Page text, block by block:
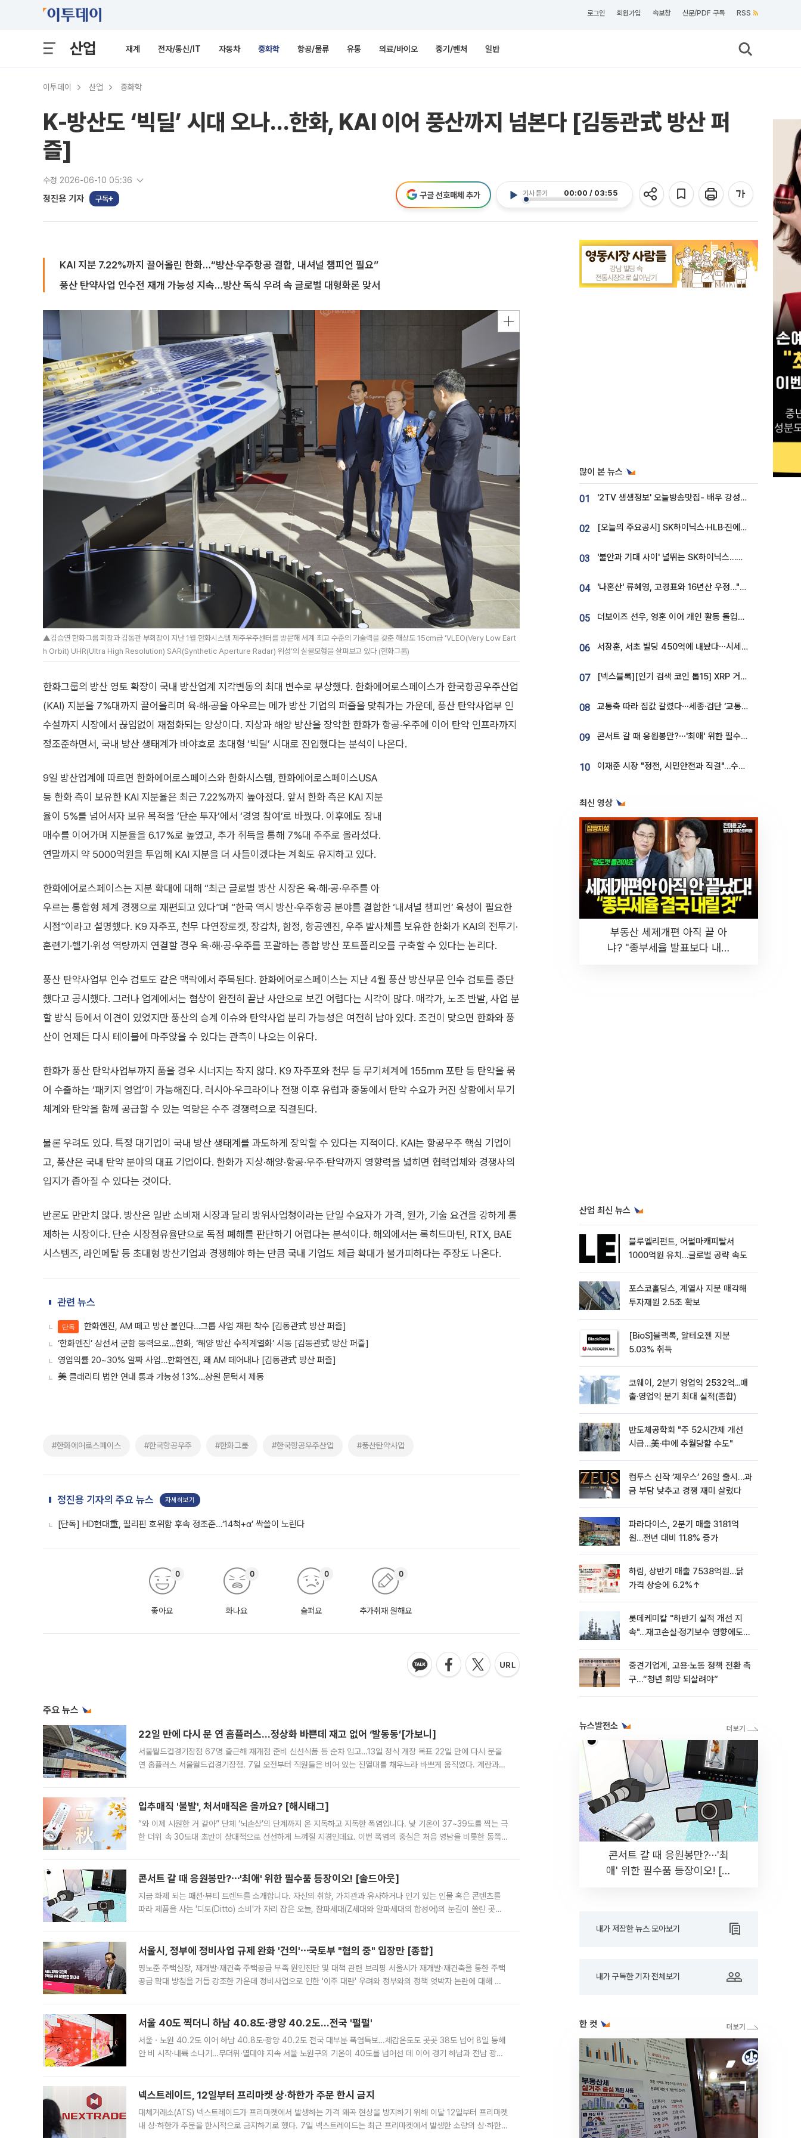
로그인 회원가입 속보창 신문/PDF 구독 RSS
산업 재계 전자/통신/IT 자동차 중화학 항공/물류 유통 의료/바이오 중기/벤처 일반
이투데이 산업 중화학
K-방산도 ‘빅딜’ 시대 오나…한화, KAI 이어 풍산까지 넘본다 [김동관式 방산 퍼
즐]
수정 2026-06-10 05:36
정진용 기자 구독
기사 듣기 00:00 / 03:55
구글 선호매체 추가
KAI 지분 7.22%까지 끌어올린 한화…“방산·우주항공 결합, 내셔널 챔피언 필요”
풍산 탄약사업 인수전 재개 가능성 지속…방산 독식 우려 속 글로벌 대형화론 맞서
▲김승연 한화그룹 회장과 김동관 부회장이 지난 1월 한화시스템 제주우주센터를 방문해 세계 최고 수준의 기술력을 갖춘 해상도 15cm급 ‘VLEO(Very Low Eart
h Orbit) UHR(Ultra High Resolution) SAR(Synthetic Aperture Radar) 위성’의 실물모형을 살펴보고 있다 (한화그룹)
한화그룹의 방산 영토 확장이 국내 방산업계 지각변동의 최대 변수로 부상했다. 한화에어로스페이스가 한국항공우주산업
(KAI) 지분을 7%대까지 끌어올리며 육·해·공을 아우르는 메가 방산 기업의 퍼즐을 맞춰가는 가운데, 풍산 탄약사업부 인
수설까지 시장에서 끊임없이 재점화되는 양상이다. 지상과 해양 방산을 장악한 한화가 항공·우주에 이어 탄약 인프라까지
정조준하면서, 국내 방산 생태계가 바야흐로 초대형 ‘빅딜’ 시대로 진입했다는 분석이 나온다.
9일 방산업계에 따르면 한화에어로스페이스와 한화시스템, 한화에어로스페이스USA
등 한화 측이 보유한 KAI 지분율은 최근 7.22%까지 높아졌다. 앞서 한화 측은 KAI 지분
율이 5%를 넘어서자 보유 목적을 ‘단순 투자’에서 ‘경영 참여’로 바꿨다. 이후에도 장내
매수를 이어가며 지분율을 6.17%로 높였고, 추가 취득을 통해 7%대 주주로 올라섰다.
연말까지 약 5000억원을 투입해 KAI 지분을 더 사들이겠다는 계획도 유지하고 있다.
한화에어로스페이스는 지분 확대에 대해 “최근 글로벌 방산 시장은 육·해·공·우주를 아
우르는 통합형 체계 경쟁으로 재편되고 있다”며 “한국 역시 방산·우주항공 분야를 결합한 ‘내셔널 챔피언’ 육성이 필요한
시점”이라고 설명했다. K9 자주포, 천무 다연장로켓, 장갑차, 함정, 항공엔진, 우주 발사체를 보유한 한화가 KAI의 전투기·
훈련기·헬기·위성 역량까지 연결할 경우 육·해·공·우주를 포괄하는 종합 방산 포트폴리오를 구축할 수 있다는 논리다.
풍산 탄약사업부 인수 검토도 같은 맥락에서 주목된다. 한화에어로스페이스는 지난 4월 풍산 방산부문 인수 검토를 중단
했다고 공시했다. 그러나 업계에서는 협상이 완전히 끝난 사안으로 보긴 어렵다는 시각이 많다. 매각가, 노조 반발, 사업 분
할 방식 등에서 이견이 있었지만 풍산의 승계 이슈와 탄약사업 분리 가능성은 여전히 남아 있다. 조건이 맞으면 한화와 풍
산이 언제든 다시 테이블에 마주앉을 수 있다는 관측이 나오는 이유다.
한화가 풍산 탄약사업부까지 품을 경우 시너지는 작지 않다. K9 자주포와 천무 등 무기체계에 155㎜ 포탄 등 탄약을 묶
어 수출하는 ‘패키지 영업’이 가능해진다. 러시아·우크라이나 전쟁 이후 유럽과 중동에서 탄약 수요가 커진 상황에서 무기
체계와 탄약을 함께 공급할 수 있는 역량은 수주 경쟁력으로 직결된다.
물론 우려도 있다. 특정 대기업이 국내 방산 생태계를 과도하게 장악할 수 있다는 지적이다. KAI는 항공우주 핵심 기업이
고, 풍산은 국내 탄약 분야의 대표 기업이다. 한화가 지상·해양·항공·우주·탄약까지 영향력을 넓히면 협력업체와 경쟁사의
입지가 좁아질 수 있다는 것이다.
반론도 만만치 않다. 방산은 일반 소비재 시장과 달리 방위사업청이라는 단일 수요자가 가격, 원가, 기술 요건을 강하게 통
제하는 시장이다. 단순 시장점유율만으로 독점 폐해를 판단하기 어렵다는 분석이다. 해외에서는 록히드마틴, RTX, BAE
시스템즈, 라인메탈 등 초대형 방산기업과 경쟁해야 하는 만큼 국내 기업도 체급 확대가 불가피하다는 주장도 나온다.
관련 뉴스
단독
한화엔진, AM 떼고 방산 붙인다…그룹 사업 재편 착수 [김동관式 방산 퍼즐]
‘한화엔진’ 상선서 군함 동력으로…한화, ‘해양 방산 수직계열화’ 시동 [김동관式 방산 퍼즐]
영업익률 20~30% 알짜 사업…한화엔진, 왜 AM 떼어내나 [김동관式 방산 퍼즐]
美 클래리티 법안 연내 통과 가능성 13%…상원 문턱서 제동
#한화에어로스페이스 #한국항공우주 #한화그룹 #한국항공우주산업 #풍산탄약사업
정진용 기자의 주요 뉴스 자세히보기
[단독] HD현대重, 필리핀 호위함 후속 정조준…‘14척+α’ 싹쓸이 노린다
좋아요
0
화나요
0
슬퍼요
0
추가취재 원해요
0
주요 뉴스
22일 만에 다시 문 연 홈플러스…정상화 바쁜데 재고 없어 ‘발동동’[가보니]
서울월드컵경기장점 67명 출근해 재개점 준비 신선식품 등 순차 입고…13일 정식 개장 목표 22일 만에 다시 문을
연 홈플러스 서울월드컵경기장점. 7일 오전부터 직원들은 비어 있는 진열대를 채우느라 바쁘게 움직였다. 계란과
입추매직 '불발', 처서매직은 올까요? [해시태그]
“와 이제 시원한 거 같아” 단체 ‘뇌손상’의 단계까지 온 지독하고 지독한 폭염입니다. 낮 기온이 37~39도를 찍는 극
한 더위 속 30도대 초반이 상대적으로 선선하게 느껴질 지경인데요. 이번 폭염의 중심은 처음 영남을 비롯한 동쪽
콘서트 갈 때 응원봉만?⋯'최애' 위한 필수품 등장이오! [솔드아웃]
지금 화제 되는 패션·뷰티 트렌드를 소개합니다. 자신의 취향, 가치관과 유사하거나 인기 있는 인물 혹은 콘텐츠를
따라 제품을 사는 '디토(Ditto) 소비'가 자리 잡은 오늘, 잘파세대(Z세대와 알파세대의 합성어)의 눈길이 쏠린 곳은
서울시, 정부에 정비사업 규제 완화 '건의'⋯국토부 "협의 중" 입장만 [종합]
명노준 주택실장, 재개발·재건축 주택공급 부족 원인진단 및 대책 관련 브리핑 서울시가 재개발·재건축을 통한 주택
공급 확대 방침을 거듭 강조한 가운데 정비사업으로 인한 '이주 대란' 우려와 정부와의 정책 엇박자 논란에 대해 정
서울 40도 찍더니 하남 40.8도·광양 40.2도…전국 '펄펄'
서울ㆍ노원 40.2도 이어 하남 40.8도·광양 40.2도 전국 대부분 폭염특보…체감온도도 곳곳 38도 넘어 8일 동해
안 비 시작·내륙 소나기…무더위·열대야 지속 서울 노원구의 기온이 40도를 넘어선 데 이어 경기 하남과 전남 광양
넥스트레이드, 12일부터 프리마켓 상·하한가 주문 한시 금지
대체거래소(ATS) 넥스트레이드가 프리마켓에서 발생하는 가격 왜곡 현상을 방지하기 위해 이달 12일부터 프리마켓
내 상·하한가 주문을 한시적으로 금지하기로 했다. 7일 넥스트레이드는 최근 프리마켓에서 발생한 소량의 상·하한
많이 본 뉴스
01 '2TV 생생정보' 오늘방송맛집- 배우 강성진 단골! 쌀국수ㆍ푸팟퐁 커리 맛집 '블○○○'
02 [오늘의 주요공시] SK하이닉스·HLB·진에어·포스코홀딩스·네이버·대우건설 등
03 '불안과 기대 사이' 널뛰는 SK하이닉스…증권가 "HBM4·LTA 기반 펀터멘털 견고"
04 '나혼산' 류혜영, 고경표와 16년산 우정…"자취방서 부모님과 마주쳐"
05 더보이즈 선우, 영훈 이어 개인 활동 돌입⋯앳에어리어와 전속계약
06 서장훈, 서초 빌딩 450억에 내놨다⋯시세차익은
07 [넥스블록][인기 검색 코인 톱15] XRP 거래량 14억달러…ETHGas 급등·Bless 급락…고변동 알트 부각
08 교통축 따라 집값 갈렸다⋯세종·검단 ‘교통 프리미엄’ 뚜렷
09 콘서트 갈 때 응원봉만?⋯'최애' 위한 필수품 등장이오! [솔드아웃]
10 이재준 시장 "정전, 시민안전과 직결"…수원시 비상대응체계 가동
최신 영상
부동산 세제개편 아직 끝 아
냐? "종부세율 발표보다 내릴
산업 최신 뉴스
블루엘리펀트, 어펄마캐피탈서
1000억원 유치…글로벌 공략 속도
포스코홀딩스, 계열사 지분 매각해
투자재원 2.5조 확보
[BioS]블랙록, 알테오젠 지분
5.03% 취득
코웨이, 2분기 영업익 2532억...매
출·영업익 분기 최대 실적(종합)
반도체공학회 "주 52시간제 개선
시급…美·中에 추월당할 수도"
컴투스 신작 ‘제우스’ 26일 출시…과
금 부담 낮추고 경쟁 재미 살렸다
파라다이스, 2분기 매출 3181억
원…전년 대비 11.8% 증가
하림, 상반기 매출 7538억원…닭
가격 상승에 6.2%↑
롯데케미칼 "하반기 실적 개선 지
속"…재고손실·정기보수 영향에도
중견기업계, 고용·노동 정책 전환 촉
구…“청년 희망 되살려야”
뉴스발전소
콘서트 갈 때 응원봉만?⋯'최
애' 위한 필수품 등장이오! [솔
내가 저장한 뉴스 모아보기
내가 구독한 기자 전체보기
한 컷